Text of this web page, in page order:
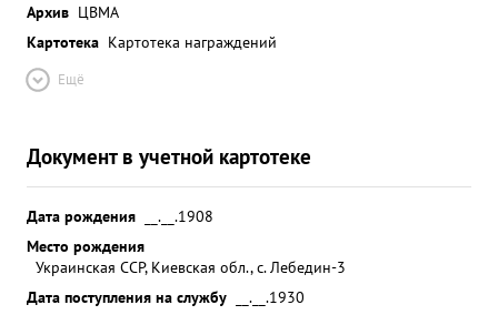
Архив ЦВМА
Картотека Картотека награждений
Ещё
Документ в учетной картотеке
Дата рождения
__.__.1908
Место рождения
Украинская ССР, Киевская обл., с. Лебедин-3
Дата поступления на службу
__.__.1930